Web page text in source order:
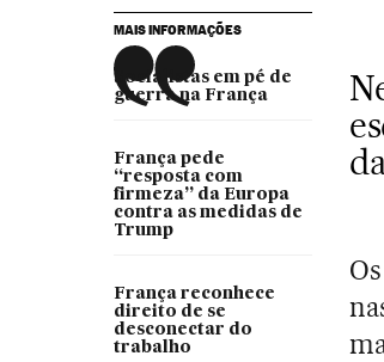
MAIS INFORMAÇÕES
Socialistas em pé de
guerra na França
França pede
“resposta com
firmeza” da Europa
contra as medidas de
Trump
França reconhece
direito de se
desconectar do
trabalho